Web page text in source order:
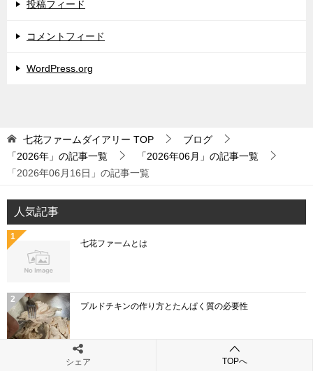
投稿フィード
コメントフィード
WordPress.org
七花ファームダイアリー TOP
ブログ
「2026年」の記事一覧
「2026年06月」の記事一覧
「2026年06月16日」の記事一覧
人気記事
七花ファームとは
プルドチキンの作り方とたんぱく質の必要性
シェア TOPへ